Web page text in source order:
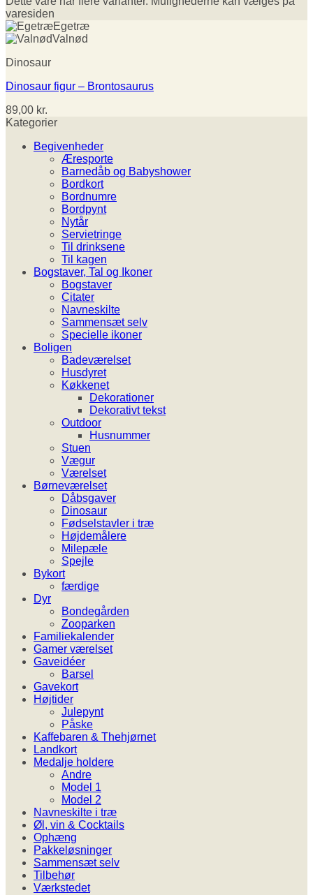
varesiden
Egetræ
Valnød
Dinosaur
Dinosaur figur – Brontosaurus
89,00 kr.
Kategorier
Begivenheder
Æresporte
Barnedåb og Babyshower
Bordkort
Bordnumre
Bordpynt
Nytår
Servietringe
Til drinksene
Til kagen
Bogstaver, Tal og Ikoner
Bogstaver
Citater
Navneskilte
Sammensæt selv
Specielle ikoner
Boligen
Badeværelset
Husdyret
Køkkenet
Dekorationer
Dekorativt tekst
Outdoor
Husnummer
Stuen
Vægur
Værelset
Børneværelset
Dåbsgaver
Dinosaur
Fødselstavler i træ
Højdemålere
Milepæle
Spejle
Bykort
færdige
Dyr
Bondegården
Zooparken
Familiekalender
Gamer værelset
Gaveidéer
Barsel
Gavekort
Højtider
Julepynt
Påske
Kaffebaren & Thehjørnet
Landkort
Medalje holdere
Andre
Model 1
Model 2
Navneskilte i træ
Øl, vin & Cocktails
Ophæng
Pakkeløsninger
Sammensæt selv
Tilbehør
Værkstedet